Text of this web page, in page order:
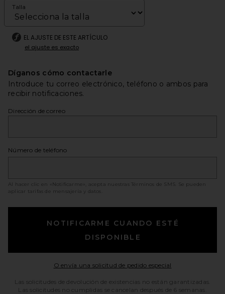
Talla
EL AJUSTE DE ESTE ARTÍCULO
el ajuste es exacto
Díganos cómo contactarle
Introduce tu correo electrónico, teléfono o ambos para
recibir notificaciones.
Dirección de correo
Número de teléfono
Al hacer clic en «Notificarme», acepta nuestras Términos de SMS
. Se pueden
aplicar tarifas de mensajería y datos.
NOTIFICARME CUANDO ESTÉ
DISPONIBLE
O envía una solicitud de pedido especial
Las solicitudes de devolución de existencias no están garantizadas.
Las solicitudes no cumplidas se cancelan después de 6 semanas.